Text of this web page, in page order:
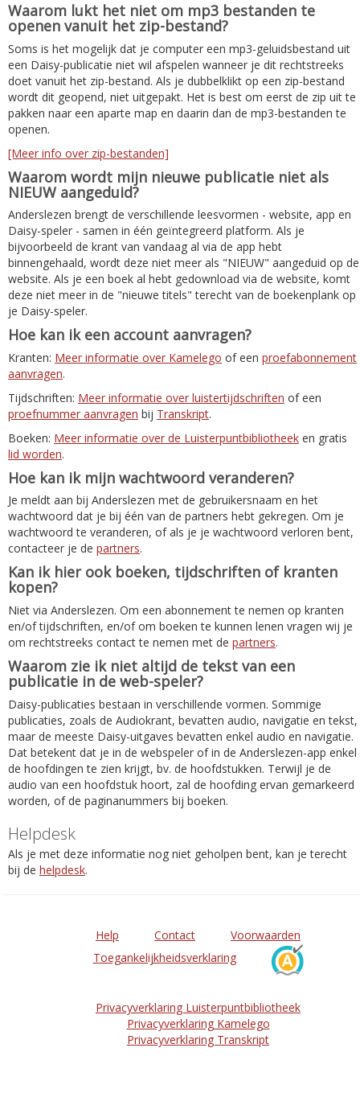
Waarom lukt het niet om mp3 bestanden te
openen vanuit het zip-bestand?
Soms is het mogelijk dat je computer een mp3-geluidsbestand uit
een Daisy-publicatie niet wil afspelen wanneer je dit rechtstreeks
doet vanuit het zip-bestand. Als je dubbelklikt op een zip-bestand
wordt dit geopend, niet uitgepakt. Het is best om eerst de zip uit te
pakken naar een aparte map en daarin dan de mp3-bestanden te
openen.
[Meer info over zip-bestanden]
Waarom wordt mijn nieuwe publicatie niet als
NIEUW aangeduid?
Anderslezen brengt de verschillende leesvormen - website, app en
Daisy-speler - samen in één geïntegreerd platform. Als je
bijvoorbeeld de krant van vandaag al via de app hebt
binnengehaald, wordt deze niet meer als "NIEUW" aangeduid op de
website. Als je een boek al hebt gedownload via de website, komt
deze niet meer in de "nieuwe titels" terecht van de boekenplank op
je Daisy-speler.
Hoe kan ik een account aanvragen?
Kranten: Meer informatie over Kamelego of een proefabonnement
aanvragen.
Tijdschriften: Meer informatie over luistertijdschriften of een
proefnummer aanvragen bij Transkript.
Boeken: Meer informatie over de Luisterpuntbibliotheek en gratis
lid worden.
Hoe kan ik mijn wachtwoord veranderen?
Je meldt aan bij Anderslezen met de gebruikersnaam en het
wachtwoord dat je bij één van de partners hebt gekregen. Om je
wachtwoord te veranderen, of als je je wachtwoord verloren bent,
contacteer je de partners.
Kan ik hier ook boeken, tijdschriften of kranten
kopen?
Niet via Anderslezen. Om een abonnement te nemen op kranten
en/of tijdschriften, en/of om boeken te kunnen lenen vragen wij je
om rechtstreeks contact te nemen met de partners.
Waarom zie ik niet altijd de tekst van een
publicatie in de web-speler?
Daisy-publicaties bestaan in verschillende vormen. Sommige
publicaties, zoals de Audiokrant, bevatten audio, navigatie en tekst,
maar de meeste Daisy-uitgaves bevatten enkel audio en navigatie.
Dat betekent dat je in de webspeler of in de Anderslezen-app enkel
de hoofdingen te zien krijgt, bv. de hoofdstukken. Terwijl je de
audio van een hoofdstuk hoort, zal de hoofding ervan gemarkeerd
worden, of de paginanummers bij boeken.
Helpdesk
Als je met deze informatie nog niet geholpen bent, kan je terecht
bij de helpdesk.
Help Contact
Voorwaarden
Toegankelijkheidsverklaring
Privacyverklaring Luisterpuntbibliotheek
Privacyverklaring Kamelego
Privacyverklaring Transkript